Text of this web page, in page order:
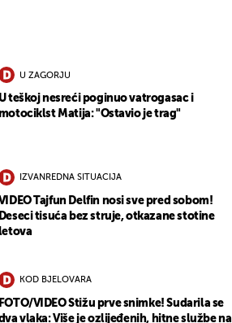
U ZAGORJU
U teškoj nesreći poginuo vatrogasac i
Matija: "Ostavio je trag"
IZVANREDNA SITUACIJA
Tajfun Delfin nosi sve pred sobom!
Deseci tisuća bez struje, otkazane stotine
KOD BJELOVARA
FOTO/VIDEO Stižu prve snimke! Sudarila se
vlaka: Više je ozlijeđenih, hitne službe na